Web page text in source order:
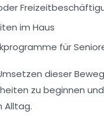
im Haus
für
dieser
zu beginnen
Alltag.